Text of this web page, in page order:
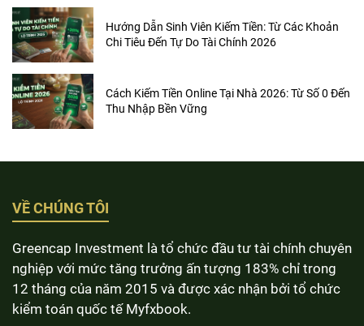
Hướng Dẫn Sinh Viên Kiếm Tiền: Từ Các Khoản
Chi Tiêu Đến Tự Do Tài Chính 2026
Cách Kiếm Tiền Online Tại Nhà 2026: Từ Số 0 Đến
Thu Nhập Bền Vững
VỀ CHÚNG TÔI
Greencap Investment là tổ chức đầu tư tài chính chuyên
nghiệp với mức tăng trưởng ấn tượng 183% chỉ trong
12 tháng của năm 2015 và được xác nhận bởi tổ chức
kiểm toán quốc tế Myfxbook.